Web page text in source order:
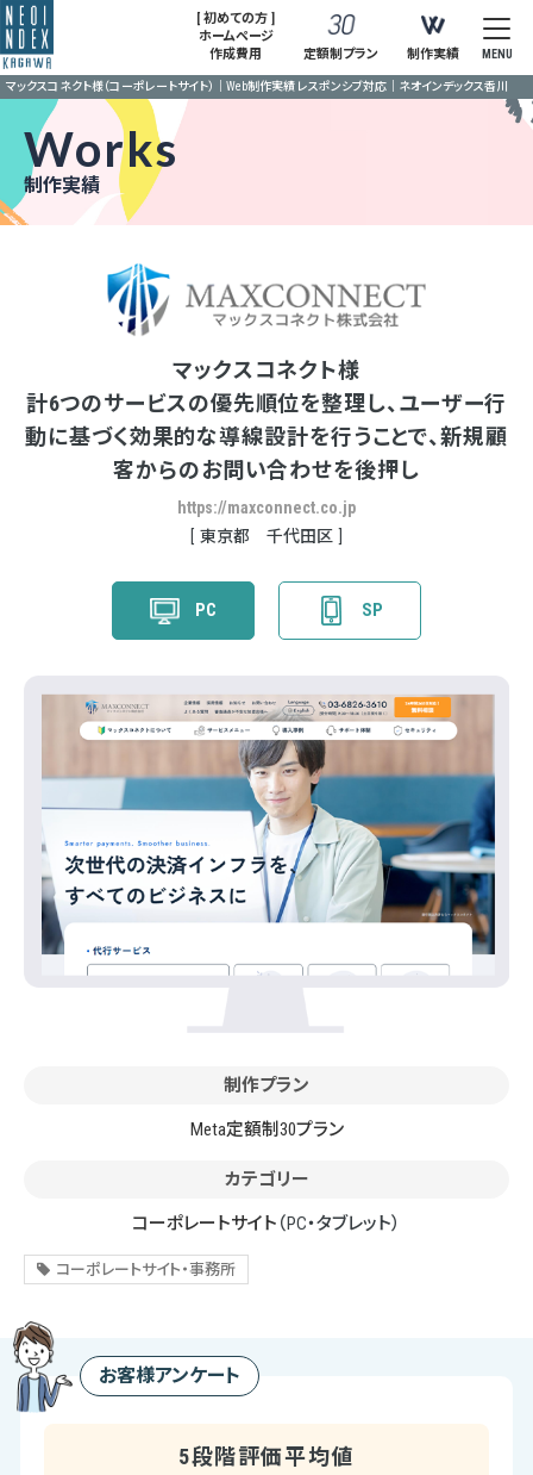
[ 初めての方 ]
ホームページ
作成費用
定額制プラン 制作実績 MENU
マックスコネクト様（コーポレートサイト）｜Web制作実績 レスポンシブ対応｜ネオインデックス香川
Works
制作実績
マックスコネクト様
計6つのサービスの優先順位を整理し、ユーザー行
動に基づく効果的な導線設計を行うことで、新規顧
客からのお問い合わせを後押し
https://maxconnect.co.jp
東京都 千代田区
PC SP
制作プラン
Meta定額制30プラン
カテゴリー
コーポレートサイト （PC・タブレット）
コーポレートサイト・事務所
お客様アンケート
5段階評価平均値